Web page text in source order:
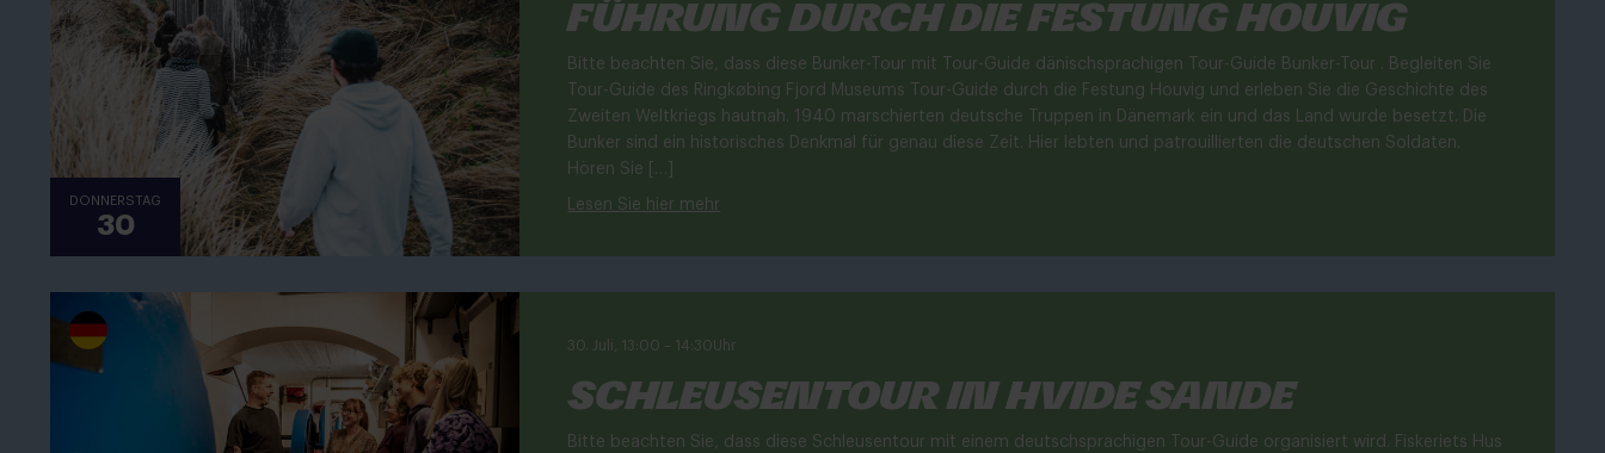
DONNERSTAG
30
Führung durch die Festung Houvig
Bitte beachten Sie, dass diese Bunker-Tour mit Tour-Guide dänischsprachigen Tour-Guide Bunker-Tour . Begleiten Sie
Tour-Guide des Ringkøbing Fjord Museums Tour-Guide durch die Festung Houvig und erleben Sie die Geschichte des
Zweiten Weltkriegs hautnah. 1940 marschierten deutsche Truppen in Dänemark ein und das Land wurde besetzt. Die
Bunker sind ein historisches Denkmal für genau diese Zeit. Hier lebten und patrouillierten die deutschen Soldaten.
Hören Sie […]
Lesen Sie hier mehr
30. Juli, 13:00 – 14:30 Uhr
Schleusentour in Hvide Sande
Bitte beachten Sie, dass diese Schleusentour mit einem deutschsprachigen Tour-Guide organisiert wird. Fiskeriets Hus